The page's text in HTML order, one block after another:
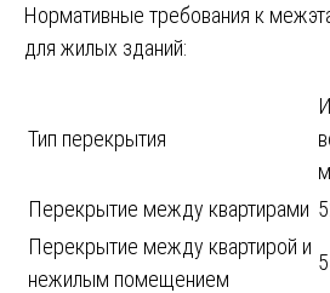
Нормативные требования к
для жилых зданий:
Тип перекрытия
Перекрытие между квартирами
Перекрытие между квартирой и
нежилым помещением